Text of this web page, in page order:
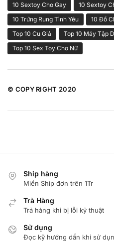
10 Sextoy Cho Gay
10 Sextoy
10 Trứng Rung Tình Yêu
10 Đồ
Top 10 Cu Giả
Top 10 Máy Tập
Top 10 Sex Toy Cho Nữ
© COPY RIGHT 2020
Ship hàng
Miển Ship đơn trên 1Tr
Trà Hàng
Trả hàng khi bị lỗi kỷ thuật
Sử dụng
Đọc kỹ hướng dẩn khi sử